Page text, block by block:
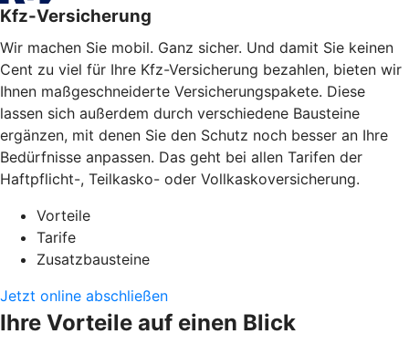
Kfz-Versicherung
Wir machen Sie mobil. Ganz sicher. Und damit Sie keinen
Cent zu viel für Ihre Kfz-Versicherung bezahlen, bieten wir
Ihnen maßgeschneiderte Versicherungspakete. Diese
lassen sich außerdem durch verschiedene Bausteine
ergänzen, mit denen Sie den Schutz noch besser an Ihre
Bedürfnisse anpassen. Das geht bei allen Tarifen der
Haftpflicht-, Teilkasko- oder Vollkaskoversicherung.
Vorteile
Tarife
Zusatzbausteine
Jetzt online abschließen
Ihre Vorteile auf einen Blick